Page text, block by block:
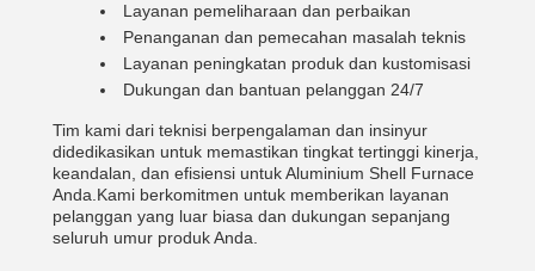
Layanan pemeliharaan dan perbaikan
Penanganan dan pemecahan masalah teknis
Layanan peningkatan produk dan kustomisasi
Dukungan dan bantuan pelanggan 24/7
Tim kami dari teknisi berpengalaman dan insinyur
didedikasikan untuk memastikan tingkat tertinggi kinerja,
keandalan, dan efisiensi untuk Aluminium Shell Furnace
Anda.Kami berkomitmen untuk memberikan layanan
pelanggan yang luar biasa dan dukungan sepanjang
seluruh umur produk Anda.